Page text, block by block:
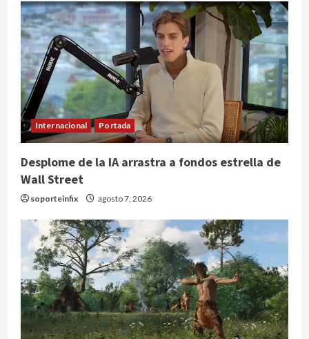
Internacional Portada
Desplome de la IA arrastra a fondos estrella de
Wall Street
soporteinfix agosto 7, 2026